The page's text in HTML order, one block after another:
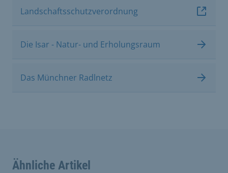
Landschaftsschutzverordnung
Die Isar - Natur- und Erholungsraum
Das Münchner Radlnetz
Ähnliche Artikel